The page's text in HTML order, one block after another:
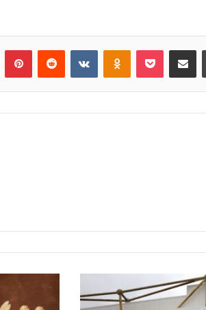
PinterestReddit VKontakteOdnoklassniki
Pocket E-